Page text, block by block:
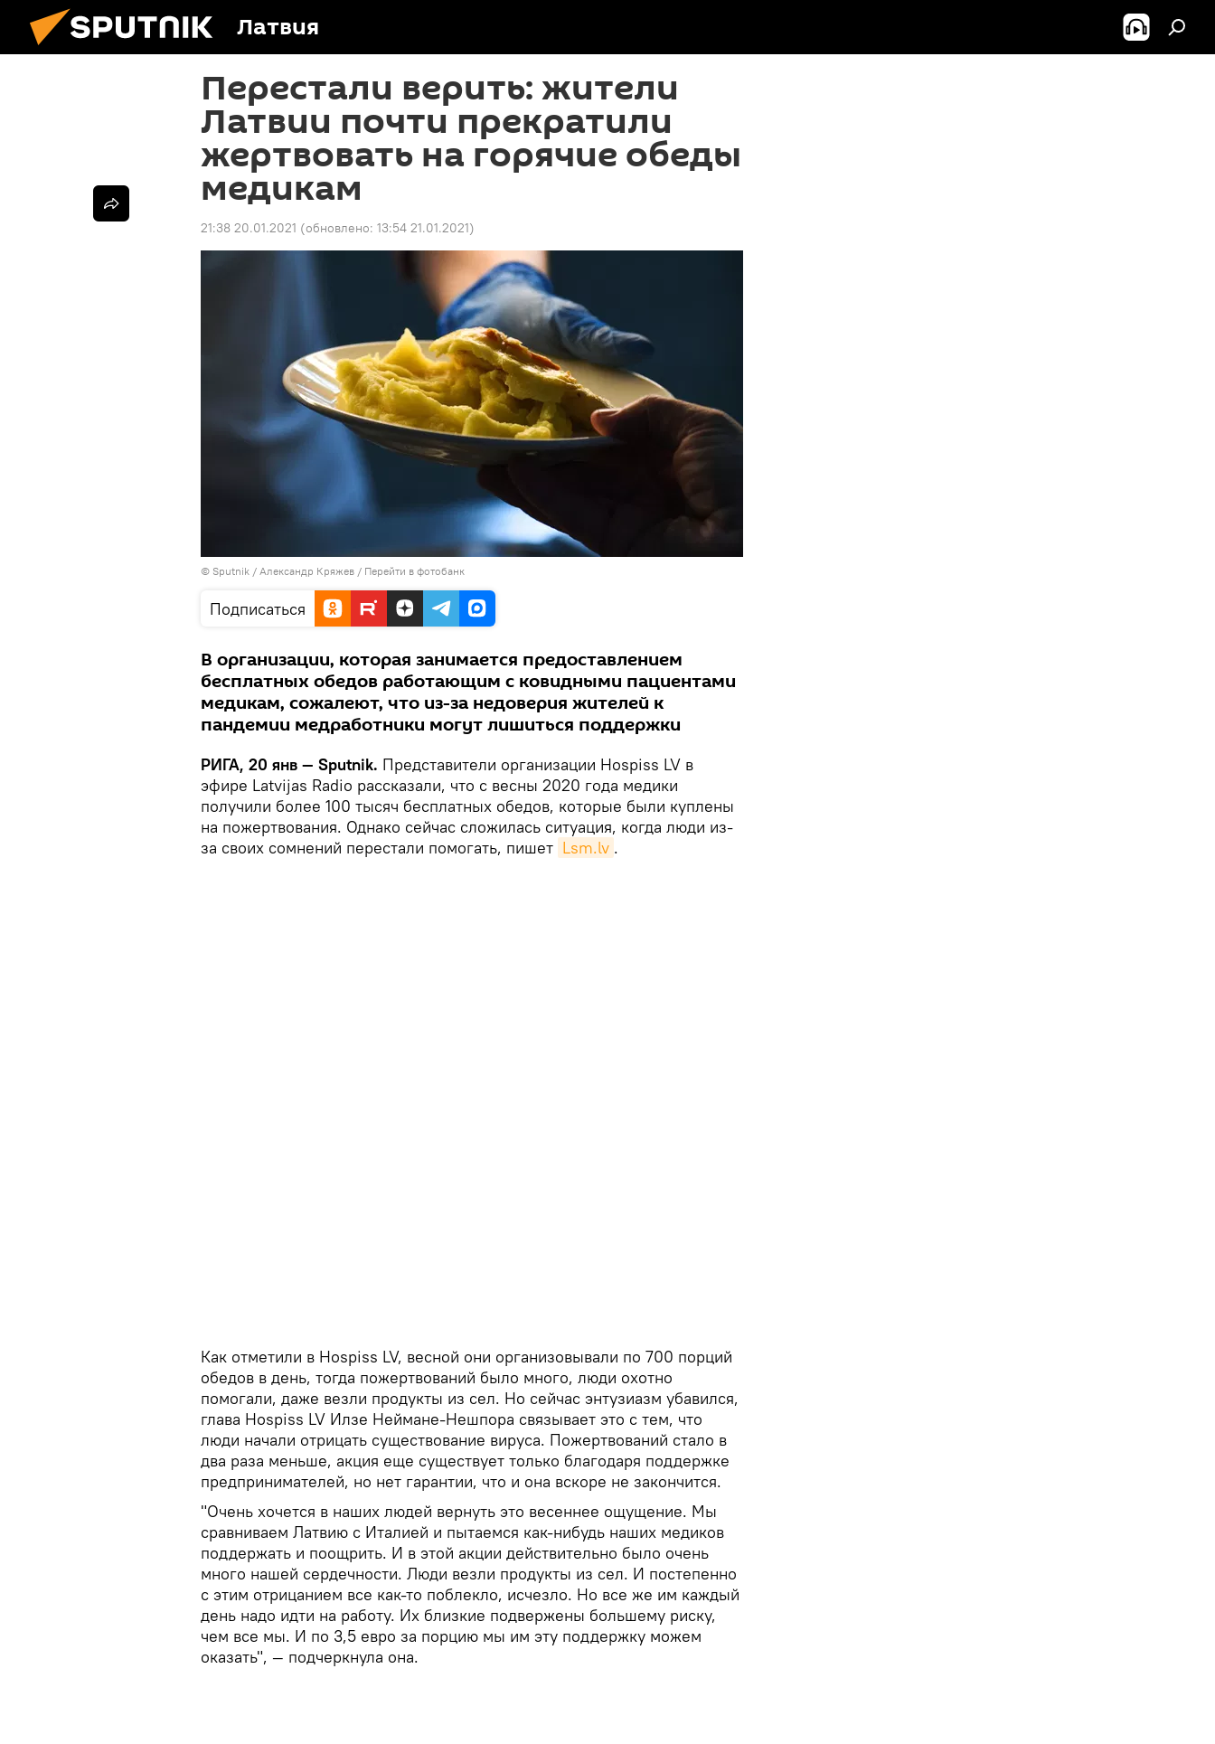
Латвия
Перестали верить: жители
Латвии почти прекратили
жертвовать на горячие обеды
медикам
21:38 20.01.2021 (обновлено: 13:54 21.01.2021)
© Sputnik / Александр Кряжев / Перейти в фотобанк
Подписаться
В организации, которая занимается предоставлением
бесплатных обедов работающим с ковидными пациентами
медикам, сожалеют, что из-за недоверия жителей к
пандемии медработники могут лишиться поддержки
РИГА, 20 янв — Sputnik. Представители организации Hospiss LV в
эфире Latvijas Radio рассказали, что с весны 2020 года медики
получили более 100 тысяч бесплатных обедов, которые были куплены
на пожертвования. Однако сейчас сложилась ситуация, когда люди из-
за своих сомнений перестали помогать, пишет Lsm.lv .
Как отметили в Hospiss LV, весной они организовывали по 700 порций
обедов в день, тогда пожертвований было много, люди охотно
помогали, даже везли продукты из сел. Но сейчас энтузиазм убавился,
глава Hospiss LV Илзе Неймане-Нешпора связывает это с тем, что
люди начали отрицать существование вируса. Пожертвований стало в
два раза меньше, акция еще существует только благодаря поддержке
предпринимателей, но нет гарантии, что и она вскоре не закончится.
"Очень хочется в наших людей вернуть это весеннее ощущение. Мы
сравниваем Латвию с Италией и пытаемся как-нибудь наших медиков
поддержать и поощрить. И в этой акции действительно было очень
много нашей сердечности. Люди везли продукты из сел. И постепенно
с этим отрицанием все как-то поблекло, исчезло. Но все же им каждый
день надо идти на работу. Их близкие подвержены большему риску,
чем все мы. И по 3,5 евро за порцию мы им эту поддержку можем
оказать", — подчеркнула она.